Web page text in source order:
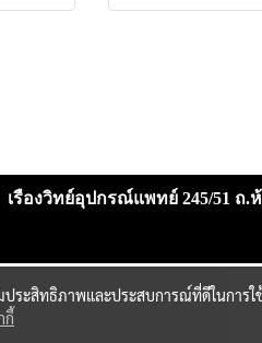
เรืองวิทย์อุปกรณ์แพทย์ 245/51 ถ.ห้
ประสิทธิภาพและประสบการณ์ที่ดีในการ
กี้